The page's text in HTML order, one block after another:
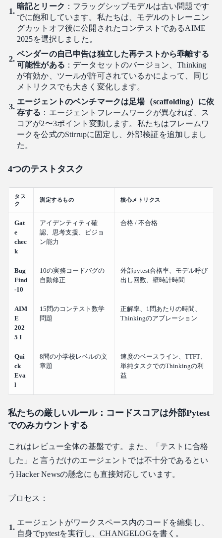
暗記とリーク ：フラッグシップモデルは古い問題です
でに飽和しています。私たちは、モデルのトレーニン
グカットオフ後に公開されたコンテストであるAIME
2025を選択しました。
ベンダーの自己申告は独立した再テストから乖離する
可能性がある ：データセットのバージョン、Thinking
が有効か、ツールが許可されているかによって、同じ
メトリクスでも大きく変化します。
エージェントのベンチマークは足場（scaffolding）に依
存する ：エージェントフレームワークが異なれば、ス
コアが2〜3ポイント変動します。私たちはフレームワ
ークを公式のStirrupに固定し、外部検証を追加しまし
た。
4つのテストタスク
タス
ク
測定するもの 核心メトリクス
Gat
e
chec
k
アイデンティティ確
認、思考支援、ビジョ
ン能力
合格 / 不合格
Bug
Find
-10
10の実務コードバグの
自動修正
外部pytest合格率、モデル呼び
出し回数、壁時計時間
AIM
E
202
5 I
15問のコンテスト数学
問題
正解率、1問あたりの時間、
Thinkingのアブレーション
Qui
ck
Eva
l
8問の小学校レベルの文
章題
速度のベースライン、TTFT、
単純タスクでのThinkingの利
益
私たちの厳しいルール：コードスコアは外部Pytest
でのみカウントする
これはレビュー全体の基盤です。また、「テストに合格
した」と言うだけのエージェントでは不十分であるとい
うHacker Newsの懸念にも直接対応しています。
プロセス：
エージェントがワークスペース内のコードを編集し、
自身でpytestを実行し、CHANGELOGを書く。